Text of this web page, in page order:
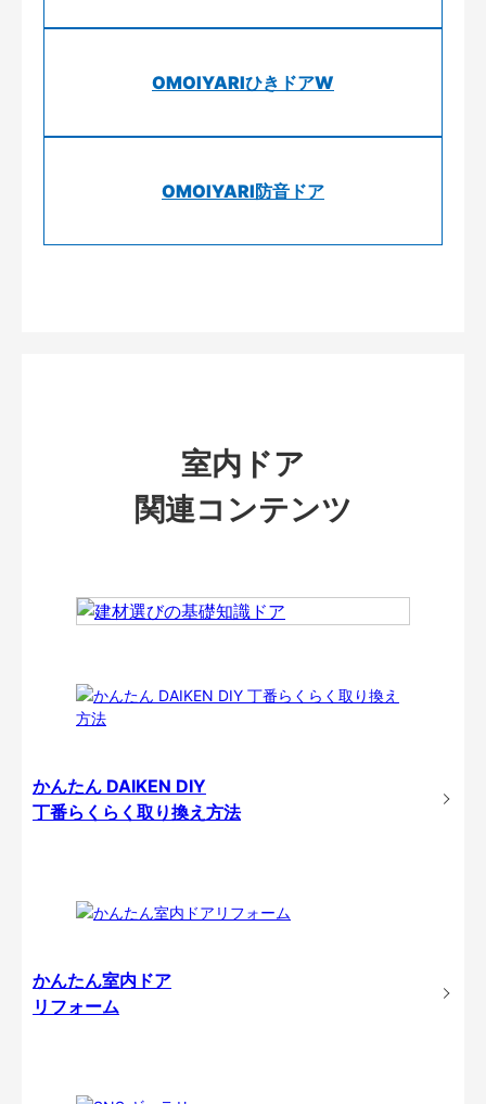
OMOIYARIひきドアW
OMOIYARI防音ドア
室内ドア
関連コンテンツ
かんたん DAIKEN DIY
丁番らくらく取り換え方法
かんたん室内ドア
リフォーム